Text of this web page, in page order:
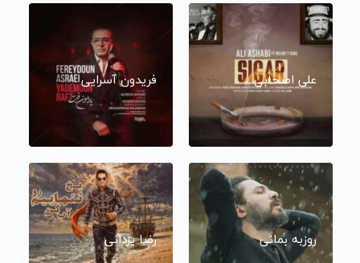
علی اصحابی فریدون آسرایی
روزبه بمانی رضا یزدانی